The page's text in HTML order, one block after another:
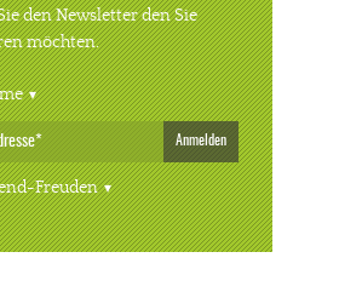
den Newsletter den Sie
möchten.
Anmelden
Freuden